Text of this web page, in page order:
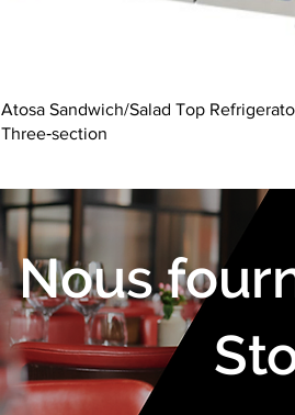
Atosa Sandwich/Salad Top
Three‐section
Nous